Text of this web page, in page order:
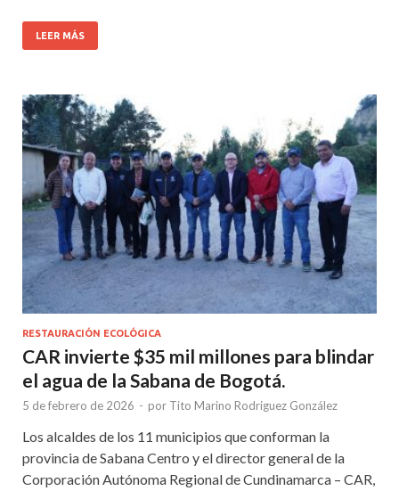
LEER MÁS
RESTAURACIÓN ECOLÓGICA
CAR invierte $35 mil millones para blindar
el agua de la Sabana de Bogotá.
5 de febrero de 2026 - por Tito Marino Rodriguez González
Los alcaldes de los 11 municipios que conforman la
provincia de Sabana Centro y el director general de la
Corporación Autónoma Regional de Cundinamarca – CAR,